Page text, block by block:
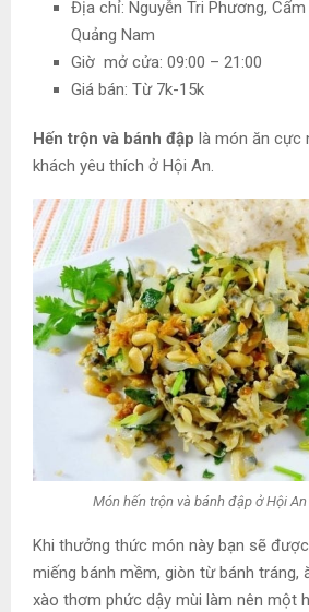
Địa chỉ: Nguyễn Tri Phương, Cẩm
Quảng Nam
Giờ mở cửa: 09:00 – 21:00
Giá bán: Từ 7k-15k
Hến trộn và bánh đập là món ăn cực
khách yêu thích ở Hội An.
Món hến trộn và bánh đập ở Hội
Khi thưởng thức món này bạn sẽ
miếng bánh mềm, giòn từ bánh tráng,
xào thơm phức dậy mùi làm nên một